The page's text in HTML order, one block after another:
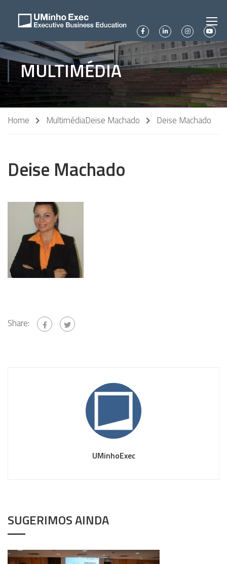
MULTIMÉDIA
Home MultimédiaDeise Machado Deise Machado
Deise Machado
Share:
UMinhoExec
SUGERIMOS AINDA